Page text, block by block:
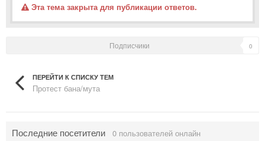
Эта тема закрыта для публикации ответов.
Подписчики 0
ПЕРЕЙТИ К СПИСКУ ТЕМ
Протест бана/мута
Последние посетители 0 пользователей онлайн